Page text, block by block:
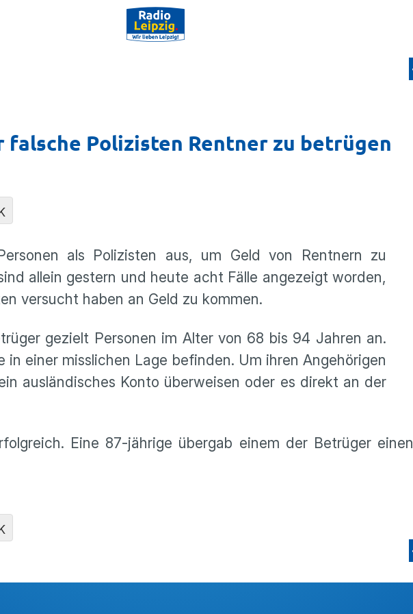
falsche Polizisten Rentner zu betrügen
als Polizisten aus, um Geld von Rentnern zu
allein gestern und heute acht Fälle angezeigt worden,
versucht haben an Geld zu kommen.
gezielt Personen im Alter von 68 bis 94 Jahren an.
einer misslichen Lage befinden. Um ihren Angehörigen
ausländisches Konto überweisen oder es direkt an der
Eine 87-jährige übergab einem der Betrüger einen